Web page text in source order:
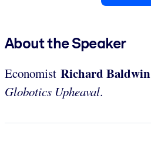
About the Speaker
Economist Richard Baldwin
Globotics Upheaval.